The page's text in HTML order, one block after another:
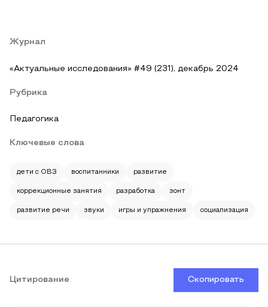
Журнал
«Актуальные исследования» #49 (231), декабрь 2024
Рубрика
Педагогика
Ключевые слова
дети с ОВЗ воспитанники развитие
коррекционные занятия разработка зонт
развитие речи звуки игры и упражнения социализация
Цитирование Скопировать